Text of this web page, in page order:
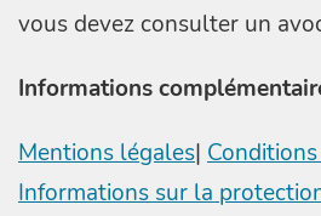
vous devez consulter un
Informations
Mentions légales|
Informations sur la